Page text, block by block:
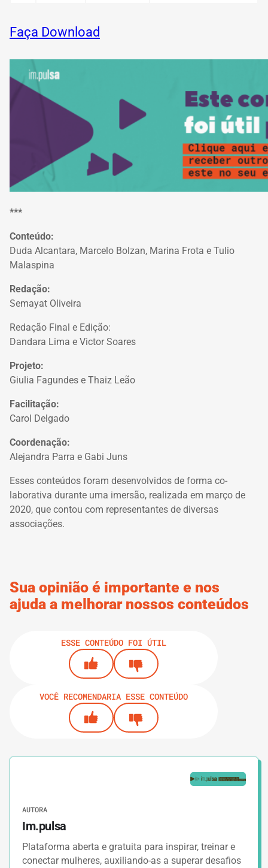
Faça Download
***
Conteúdo:
Duda Alcantara, Marcelo Bolzan, Marina Frota e Tulio
Malaspina
Redação:
Semayat Oliveira
Redação Final e Edição:
Dandara Lima e Victor Soares
Projeto:
Giulia Fagundes e Thaiz Leão
Facilitação:
Carol Delgado
Coordenação:
Alejandra Parra e Gabi Juns
Esses conteúdos foram desenvolvidos de forma co-
laborativa durante uma imersão, realizada em março de
2020, que contou com representantes de diversas
associações.
Sua opinião é importante e nos
ajuda a melhorar nossos conteúdos
ESSE CONTEÚDO FOI ÚTIL
VOCÊ RECOMENDARIA ESSE CONTEÚDO
AUTORA
Im.pulsa
Plataforma aberta e gratuita para inspirar, treinar e
conectar mulheres, auxiliando-as a superar desafios